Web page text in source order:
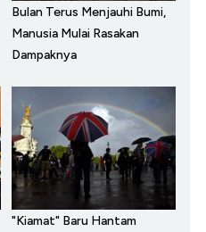
Bulan Terus Menjauhi Bumi,
Manusia Mulai Rasakan
Dampaknya
"Kiamat" Baru Hantam